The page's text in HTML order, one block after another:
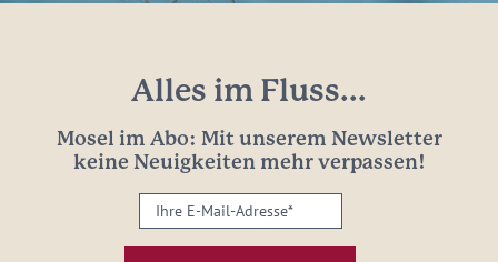
Alles im Fluss...
Mosel im Abo: Mit unserem Newsletter
keine Neuigkeiten mehr verpassen!
Ihre
E-
Mail-